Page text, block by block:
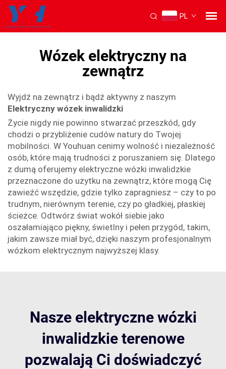
Elektrycznemu Wózkowi Inwalidzkim
Życie nigdy nie powinno...
">
PL
Wózek elektryczny na
zewnątrz
Wyjdź na zewnątrz i bądź aktywny z naszym
Elektryczny wózek inwalidzki
Życie nigdy nie powinno stwarzać przeszkód, gdy
chodzi o przybliżenie cudów natury do Twojej
mobilności. W Youhuan cenimy wolność i niezależność
osób, które mają trudności z poruszaniem się. Dlatego
z dumą oferujemy elektryczne wózki inwalidzkie
przeznaczone do użytku na zewnątrz, które mogą Cię
zawieźć wszędzie, gdzie tylko zapragniesz – czy to po
trudnym, nierównym terenie, czy po gładkiej, płaskiej
ścieżce. Odtwórz świat wokół siebie jako
oszałamiająco piękny, świetlny i pełen przygód, takim,
jakim zawsze miał być, dzięki naszym profesjonalnym
wózkom elektrycznym najwyższej klasy.
Nasze elektryczne wózki
inwalidzkie terenowe
pozwalają Ci doświadczyć